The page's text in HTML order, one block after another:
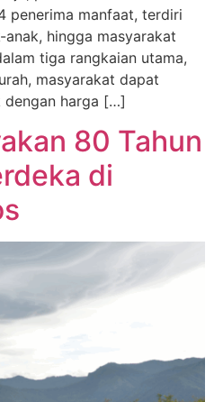
penerima manfaat, terdiri
hingga masyarakat
tiga rangkaian utama,
masyarakat dapat
dengan harga […]
80 Tahun
di